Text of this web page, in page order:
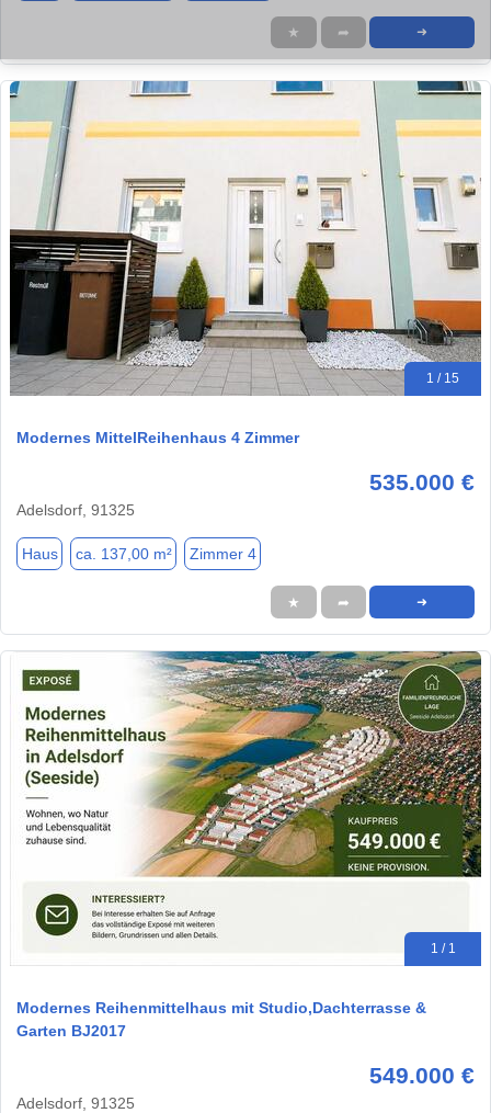
★ ➦ ➜
1 / 15
Modernes MittelReihenhaus 4 Zimmer
535.000 €
Adelsdorf, 91325
Haus ca. 137,00 m² Zimmer 4
★ ➦ ➜
1 / 1
Modernes Reihenmittelhaus mit Studio,Dachterrasse &
Garten BJ2017
549.000 €
Adelsdorf, 91325